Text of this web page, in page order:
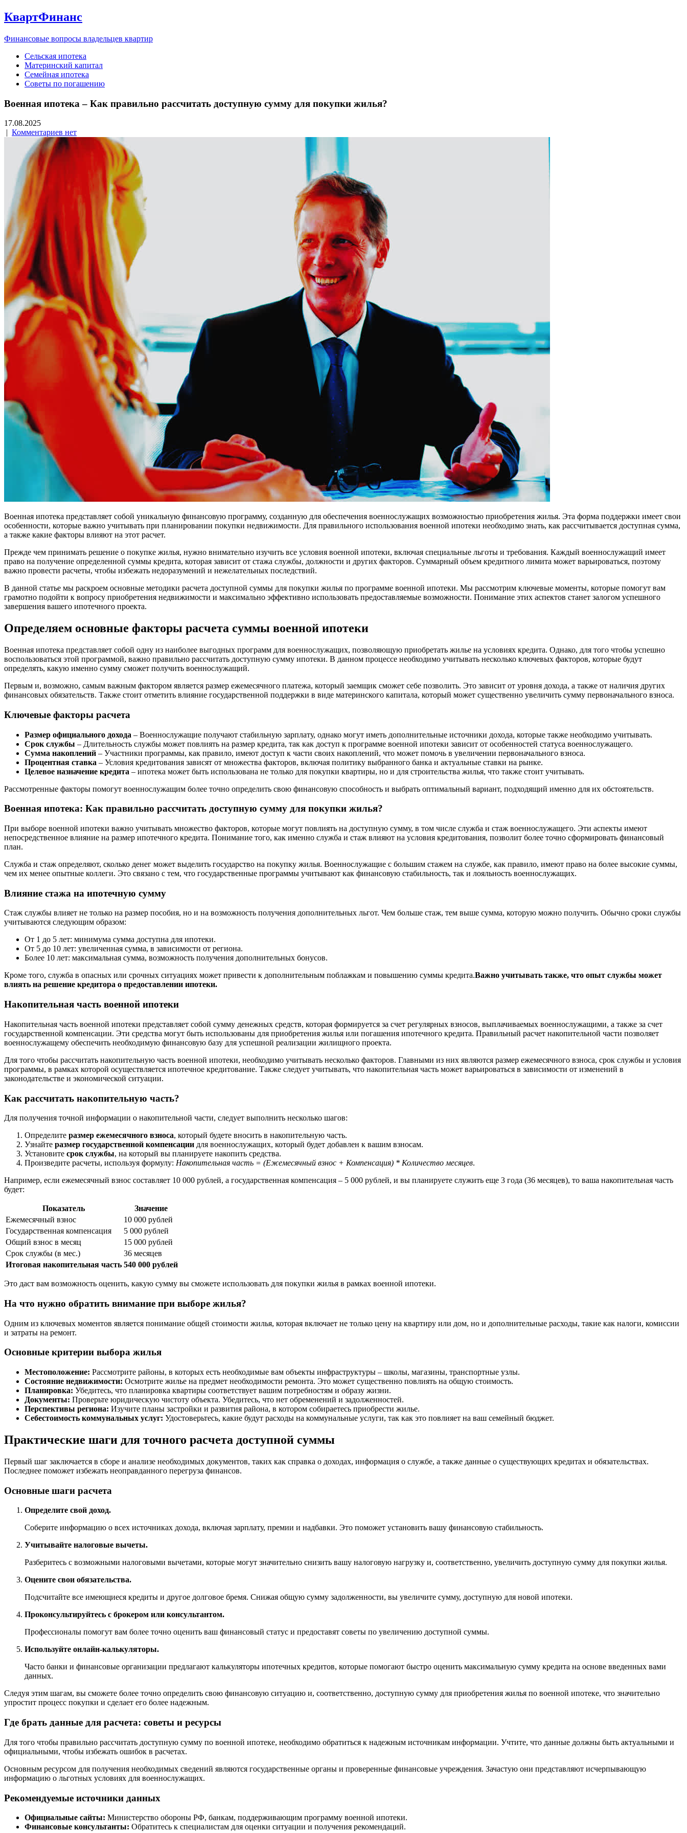
КвартФинанс
Финансовые вопросы владельцев квартир
Сельская ипотека
Материнский капитал
Семейная ипотека
Советы по погашению
Военная ипотека – Как правильно рассчитать доступную сумму для покупки жилья?
17.08.2025
| Комментариев нет
Военная ипотека представляет собой уникальную финансовую программу, созданную для обеспечения военнослужащих возможностью приобретения жилья. Эта форма поддержки имеет свои
особенности, которые важно учитывать при планировании покупки недвижимости. Для правильного использования военной ипотеки необходимо знать, как рассчитывается доступная сумма,
а также какие факторы влияют на этот расчет.
Прежде чем принимать решение о покупке жилья, нужно внимательно изучить все условия военной ипотеки, включая специальные льготы и требования. Каждый военнослужащий имеет
право на получение определенной суммы кредита, которая зависит от стажа службы, должности и других факторов. Суммарный объем кредитного лимита может варьироваться, поэтому
важно провести расчеты, чтобы избежать недоразумений и нежелательных последствий.
В данной статье мы раскроем основные методики расчета доступной суммы для покупки жилья по программе военной ипотеки. Мы рассмотрим ключевые моменты, которые помогут вам
грамотно подойти к вопросу приобретения недвижимости и максимально эффективно использовать предоставляемые возможности. Понимание этих аспектов станет залогом успешного
завершения вашего ипотечного проекта.
Определяем основные факторы расчета суммы военной ипотеки
Военная ипотека представляет собой одну из наиболее выгодных программ для военнослужащих, позволяющую приобретать жилье на условиях кредита. Однако, для того чтобы успешно
воспользоваться этой программой, важно правильно рассчитать доступную сумму ипотеки. В данном процессе необходимо учитывать несколько ключевых факторов, которые будут
определять, какую именно сумму сможет получить военнослужащий.
Первым и, возможно, самым важным фактором является размер ежемесячного платежа, который заемщик сможет себе позволить. Это зависит от уровня дохода, а также от наличия других
финансовых обязательств. Также стоит отметить влияние государственной поддержки в виде материнского капитала, который может существенно увеличить сумму первоначального взноса.
Ключевые факторы расчета
Размер официального дохода – Военнослужащие получают стабильную зарплату, однако могут иметь дополнительные источники дохода, которые также необходимо учитывать.
Срок службы – Длительность службы может повлиять на размер кредита, так как доступ к программе военной ипотеки зависит от особенностей статуса военнослужащего.
Сумма накоплений – Участники программы, как правило, имеют доступ к части своих накоплений, что может помочь в увеличении первоначального взноса.
Процентная ставка – Условия кредитования зависят от множества факторов, включая политику выбранного банка и актуальные ставки на рынке.
Целевое назначение кредита – ипотека может быть использована не только для покупки квартиры, но и для строительства жилья, что также стоит учитывать.
Рассмотренные факторы помогут военнослужащим более точно определить свою финансовую способность и выбрать оптимальный вариант, подходящий именно для их обстоятельств.
Военная ипотека: Как правильно рассчитать доступную сумму для покупки жилья?
При выборе военной ипотеки важно учитывать множество факторов, которые могут повлиять на доступную сумму, в том числе служба и стаж военнослужащего. Эти аспекты имеют
непосредственное влияние на размер ипотечного кредита. Понимание того, как именно служба и стаж влияют на условия кредитования, позволит более точно сформировать финансовый
план.
Служба и стаж определяют, сколько денег может выделить государство на покупку жилья. Военнослужащие с большим стажем на службе, как правило, имеют право на более высокие суммы,
чем их менее опытные коллеги. Это связано с тем, что государственные программы учитывают как финансовую стабильность, так и лояльность военнослужащих.
Влияние стажа на ипотечную сумму
Стаж службы влияет не только на размер пособия, но и на возможность получения дополнительных льгот. Чем больше стаж, тем выше сумма, которую можно получить. Обычно сроки службы
учитываются следующим образом:
От 1 до 5 лет: минимума сумма доступна для ипотеки.
От 5 до 10 лет: увеличенная сумма, в зависимости от региона.
Более 10 лет: максимальная сумма, возможность получения дополнительных бонусов.
Кроме того, служба в опасных или срочных ситуациях может привести к дополнительным поблажкам и повышению суммы кредита.Важно учитывать также, что опыт службы может
влиять на решение кредитора о предоставлении ипотеки.
Накопительная часть военной ипотеки
Накопительная часть военной ипотеки представляет собой сумму денежных средств, которая формируется за счет регулярных взносов, выплачиваемых военнослужащими, а также за счет
государственной компенсации. Эти средства могут быть использованы для приобретения жилья или погашения ипотечного кредита. Правильный расчет накопительной части позволяет
военнослужащему обеспечить необходимую финансовую базу для успешной реализации жилищного проекта.
Для того чтобы рассчитать накопительную часть военной ипотеки, необходимо учитывать несколько факторов. Главными из них являются размер ежемесячного взноса, срок службы и условия
программы, в рамках которой осуществляется ипотечное кредитование. Также следует учитывать, что накопительная часть может варьироваться в зависимости от изменений в
законодательстве и экономической ситуации.
Как рассчитать накопительную часть?
Для получения точной информации о накопительной части, следует выполнить несколько шагов:
Определите размер ежемесячного взноса, который будете вносить в накопительную часть.
Узнайте размер государственной компенсации для военнослужащих, который будет добавлен к вашим взносам.
Установите срок службы, на который вы планируете накопить средства.
Произведите расчеты, используя формулу: Накопительная часть = (Ежемесячный взнос + Компенсация) * Количество месяцев.
Например, если ежемесячный взнос составляет 10 000 рублей, а государственная компенсация – 5 000 рублей, и вы планируете служить еще 3 года (36 месяцев), то ваша накопительная часть
будет:
Показатель
Значение
Ежемесячный взнос
10 000 рублей
Государственная компенсация
5 000 рублей
Общий взнос в месяц
15 000 рублей
Срок службы (в мес.)
36 месяцев
Итоговая накопительная часть 540 000 рублей
Это даст вам возможность оценить, какую сумму вы сможете использовать для покупки жилья в рамках военной ипотеки.
На что нужно обратить внимание при выборе жилья?
Одним из ключевых моментов является понимание общей стоимости жилья, которая включает не только цену на квартиру или дом, но и дополнительные расходы, такие как налоги, комиссии
и затраты на ремонт.
Основные критерии выбора жилья
Местоположение: Рассмотрите районы, в которых есть необходимые вам объекты инфраструктуры – школы, магазины, транспортные узлы.
Состояние недвижимости: Осмотрите жилье на предмет необходимости ремонта. Это может существенно повлиять на общую стоимость.
Планировка: Убедитесь, что планировка квартиры соответствует вашим потребностям и образу жизни.
Документы: Проверьте юридическую чистоту объекта. Убедитесь, что нет обременений и задолженностей.
Перспективы региона: Изучите планы застройки и развития района, в котором собираетесь приобрести жилье.
Себестоимость коммунальных услуг: Удостоверьтесь, какие будут расходы на коммунальные услуги, так как это повлияет на ваш семейный бюджет.
Практические шаги для точного расчета доступной суммы
Первый шаг заключается в сборе и анализе необходимых документов, таких как справка о доходах, информация о службе, а также данные о существующих кредитах и обязательствах.
Последнее поможет избежать неоправданного перегруза финансов.
Основные шаги расчета
Определите свой доход.
Соберите информацию о всех источниках дохода, включая зарплату, премии и надбавки. Это поможет установить вашу финансовую стабильность.
Учитывайте налоговые вычеты.
Разберитесь с возможными налоговыми вычетами, которые могут значительно снизить вашу налоговую нагрузку и, соответственно, увеличить доступную сумму для покупки жилья.
Оцените свои обязательства.
Подсчитайте все имеющиеся кредиты и другое долговое бремя. Снижая общую сумму задолженности, вы увеличите сумму, доступную для новой ипотеки.
Проконсультируйтесь с брокером или консультантом.
Профессионалы помогут вам более точно оценить ваш финансовый статус и предоставят советы по увеличению доступной суммы.
Используйте онлайн-калькуляторы.
Часто банки и финансовые организации предлагают калькуляторы ипотечных кредитов, которые помогают быстро оценить максимальную сумму кредита на основе введенных вами
данных.
Следуя этим шагам, вы сможете более точно определить свою финансовую ситуацию и, соответственно, доступную сумму для приобретения жилья по военной ипотеке, что значительно
упростит процесс покупки и сделает его более надежным.
Где брать данные для расчета: советы и ресурсы
Для того чтобы правильно рассчитать доступную сумму по военной ипотеке, необходимо обратиться к надежным источникам информации. Учтите, что данные должны быть актуальными и
официальными, чтобы избежать ошибок в расчетах.
Основным ресурсом для получения необходимых сведений являются государственные органы и проверенные финансовые учреждения. Зачастую они представляют исчерпывающую
информацию о льготных условиях для военнослужащих.
Рекомендуемые источники данных
Официальные сайты: Министерство обороны РФ, банкам, поддерживающим программу военной ипотеки.
Финансовые консультанты: Обратитесь к специалистам для оценки ситуации и получения рекомендаций.